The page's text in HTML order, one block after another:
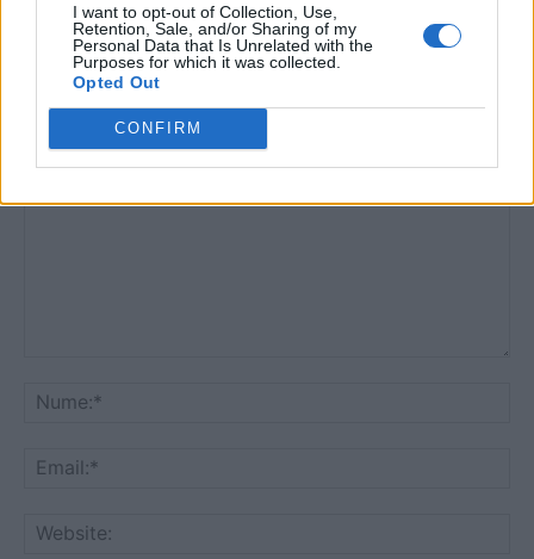
I want to opt-out of Collection, Use,
Retention, Sale, and/or Sharing of my
Personal Data that Is Unrelated with the
Purposes for which it was collected.
Opted Out
CONFIRM
40% din pensii.
Răspundeți
LĂSAȚI UN MESAJ